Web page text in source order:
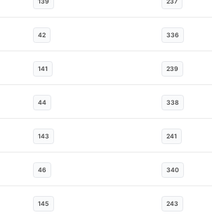
42 336
141 239
44 338
143 241
46 340
145 243